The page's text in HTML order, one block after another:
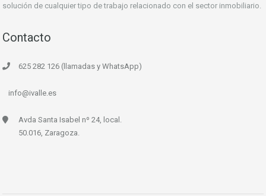
solución de cualquier tipo de trabajo relacionado con el sector inmobiliario.
Contacto
625 282 126 (llamadas y WhatsApp)
info@ivalle.es
Avda Santa Isabel nº 24, local.
50.016, Zaragoza.